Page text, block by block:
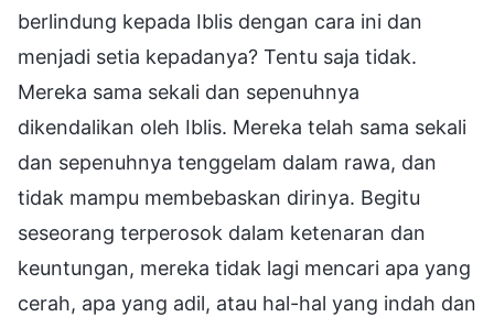
berlindung kepada Iblis dengan cara ini dan
menjadi setia kepadanya? Tentu saja tidak.
Mereka sama sekali dan sepenuhnya
dikendalikan oleh Iblis. Mereka telah sama sekali
dan sepenuhnya tenggelam dalam rawa, dan
tidak mampu membebaskan dirinya. Begitu
seseorang terperosok dalam ketenaran dan
keuntungan, mereka tidak lagi mencari apa yang
cerah, apa yang adil, atau hal-hal yang indah dan